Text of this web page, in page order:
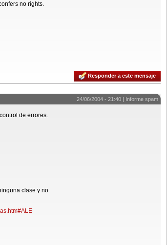
no rights.
Responder a este mensaje
24/06/2004 - 21:40 | Informe spam
de errores.
clase y no